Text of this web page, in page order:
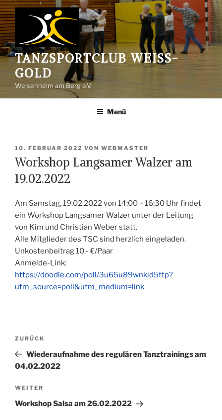
Zum
Inhalt
springen
TANZSPORTCLUB WEISS-G
OLD
Weisenheim am Berg e.V.
Menü
VERÖFFENTLICHT
AM
10. FEBRUAR 2022 VON WEBMASTER
Workshop Langsamer Walzer am
19.02.2022
Am Samstag, 19.02.2022 von 14:00 – 16:30 Uhr findet
ein Workshop Langsamer Walzer unter der Leitung
von Kim und Christian Weber statt.
Alle Mitglieder des TSC sind herzlich eingeladen.
Unkostenbeitrag 10.- €/Paar
Anmelde-Link:
https://doodle.com/poll/3u65u89wnkid5ttp?
utm_source=poll&utm_medium=link
Beitragsnavigation
Vorheriger
Beitrag
ZURÜCK
Wiederaufnahme des regulären Tanztrainings am
04.02.2022
Nächster
Beitrag
WEITER
Workshop Salsa am 26.02.2022